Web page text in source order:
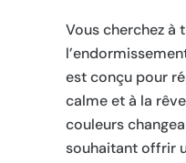
Vous cherchez à
est conçu pour
calme et à la
couleurs
souhaitant offrir